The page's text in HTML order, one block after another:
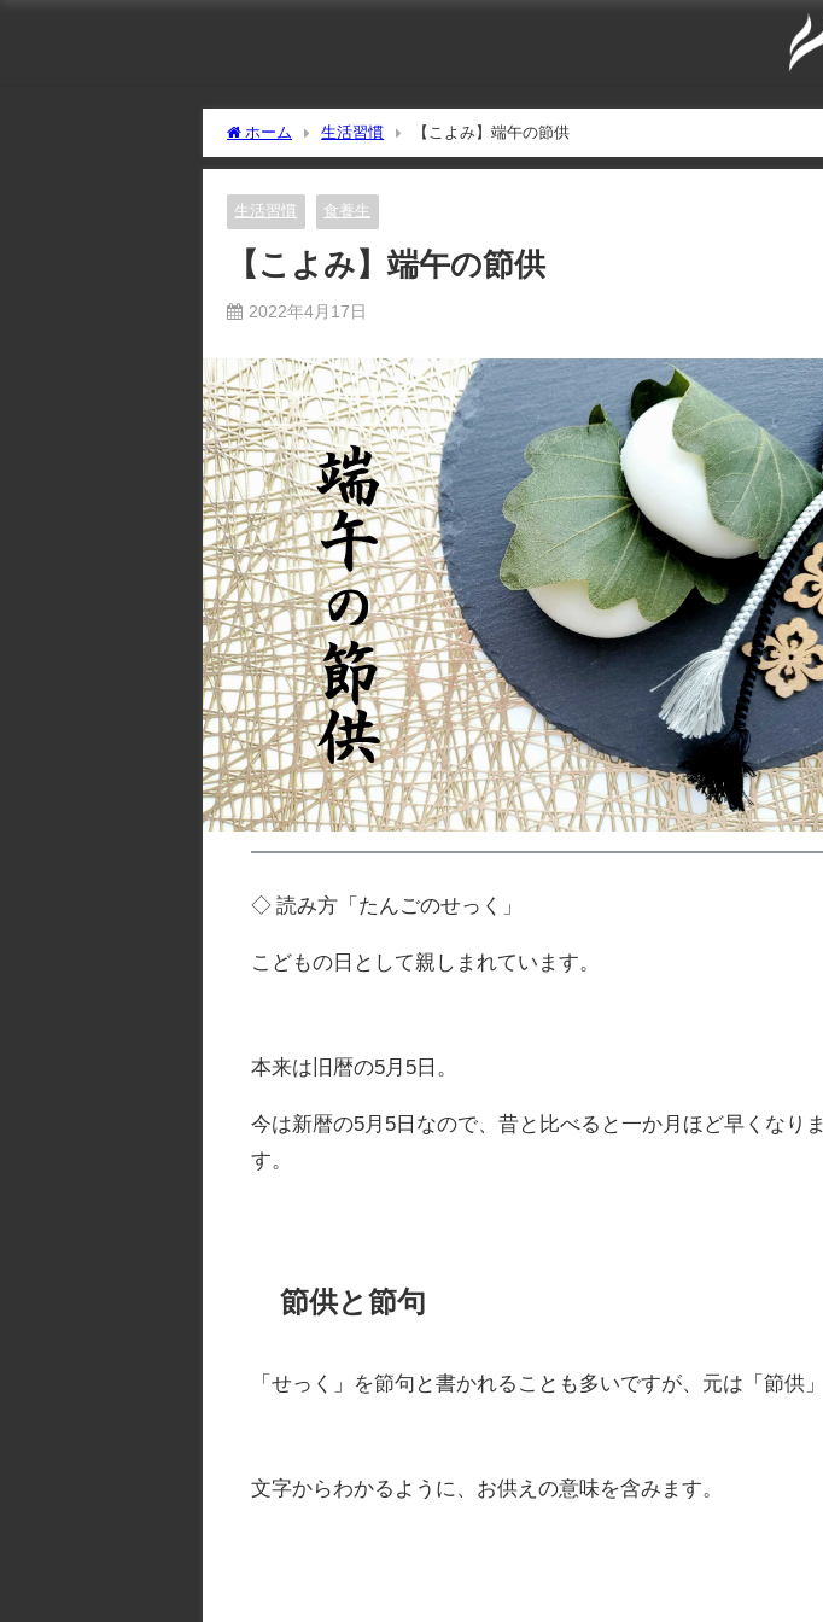
ホーム 生活習慣 【こよみ】端午の節供
生活習慣 食養生
【こよみ】端午の節供
2022年4月17日
◇ 読み方「たんごのせっく」
こどもの日として親しまれています。
本来は旧暦の5月5日。
今は新暦の5月5日なので、昔と比べると一か月ほど早くなりま
す。
節供と節句
「せっく」を節句と書かれることも多いですが、元は「節供」
文字からわかるように、お供えの意味を含みます。